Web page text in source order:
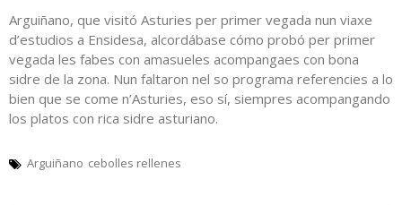
Arguiñano, que visitó Asturies per primer vegada nun viaxe
d’estudios a Ensidesa, alcordábase cómo probó per primer
vegada les fabes con amasueles acompangaes con bona
sidre de la zona. Nun faltaron nel so programa referencies a lo
bien que se come n’Asturies, eso sí, siempres acompangando
los platos con rica sidre asturiano.
Arguiñano cebolles rellenes